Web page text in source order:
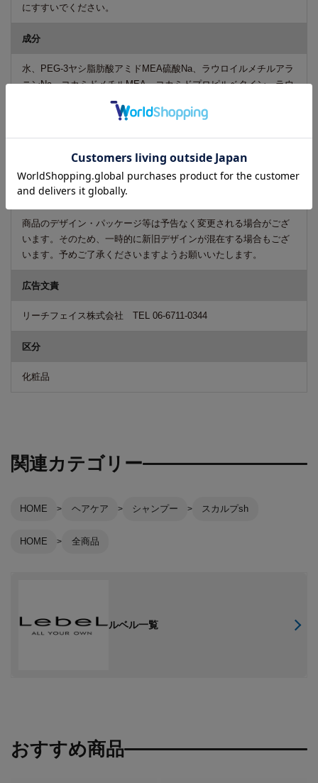
にすすいでください。
成分
水、PEG-3ヤシ脂肪酸アミドMEA硫酸Na、ラウロイルメチルアラ
ニンNa、コカミドメチルMEA、コカミドプロピルベタイン、ラウ
ラミドプロピルヒドロキシスルタイン、ポリソルベート80、DP
G、グリチルリチン酸2K、ポリクオタニウム-10、ポリクオタニウ
EDTA-2Na、BG、香料
ご注意
商品のデザイン・パッケージ等は予告なく変更される場合がござ
います。そのため、一時的に新旧デザインが混在する場合もござ
います。予めご了承くださいますようお願いいたします。
広告文責
リーチフェイス株式会社 TEL 06-6711-0344
区分
化粧品
関連カテゴリー
HOME ヘアケア シャンプー スカルプsh
HOME 全商品
ルベル一覧
おすすめ商品